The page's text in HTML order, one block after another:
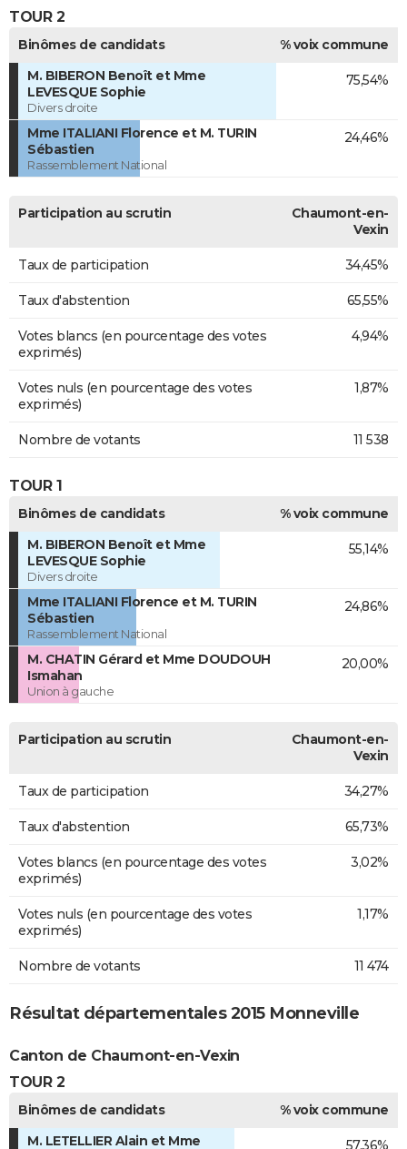
TOUR 2
Binômes de candidats
% voix commune
M. BIBERON Benoît et Mme
LEVESQUE Sophie
Divers droite
75,54%
Mme ITALIANI Florence et M. TURIN
Sébastien
Rassemblement National
24,46%
Participation au scrutin
Chaumont-en-
Vexin
Taux de participation 34,45%
Taux d'abstention 65,55%
Votes blancs (en pourcentage des votes
exprimés)
4,94%
Votes nuls (en pourcentage des votes
exprimés)
1,87%
Nombre de votants 11 538
TOUR 1
Binômes de candidats
% voix commune
M. BIBERON Benoît et Mme
LEVESQUE Sophie
Divers droite
55,14%
Mme ITALIANI Florence et M. TURIN
Sébastien
Rassemblement National
24,86%
M. CHATIN Gérard et Mme DOUDOUH
Ismahan
Union à gauche
20,00%
Participation au scrutin
Chaumont-en-
Vexin
Taux de participation 34,27%
Taux d'abstention 65,73%
Votes blancs (en pourcentage des votes
exprimés)
3,02%
Votes nuls (en pourcentage des votes
exprimés)
1,17%
Nombre de votants 11 474
Résultat départementales 2015 Monneville
Canton de Chaumont-en-Vexin
TOUR 2
Binômes de candidats
% voix commune
M. LETELLIER Alain et Mme
57,36%